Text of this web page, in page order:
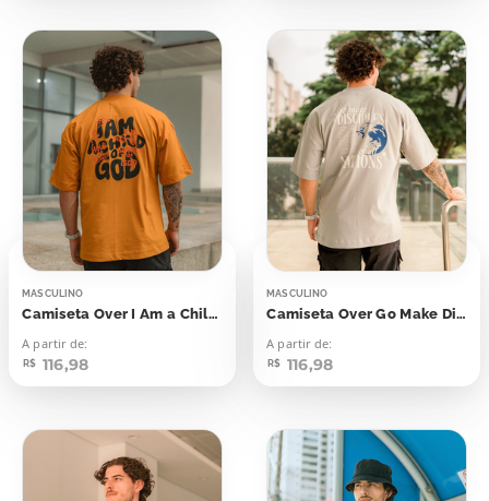
MASCULINO
Camiseta Over I Am a Child Of God
A partir de:
R$ 116,98
MASCULINO
Camiseta Over Go Make Disciples
A partir de:
R$ 116,98